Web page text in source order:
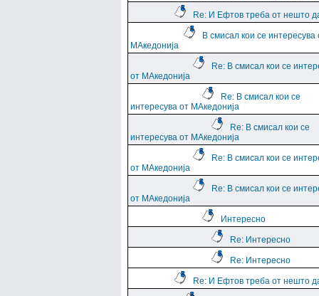
Re: И Ефтов треба от нешто
В смисал кои се интересува
МАкедонија
Re: В смисал кои се
от МАкедонија
Re: В смисал кои се
интересува от МАкедонија
Re: В смисал кои се
интересува от МАкедонија
Re: В смисал кои се
от МАкедонија
Re: В смисал кои се
от МАкедонија
Интересно
Re: Интересно
Re: Интересно
Re: И Ефтов треба от нешто